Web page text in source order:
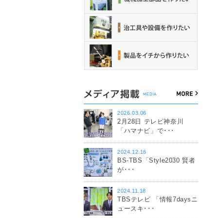
2026.03.06
2月28日 テレビ神奈川
「ハマナビ」で･･･
2024.12.16
BS-TBS「Style2030 賢者
が･･･
2024.11.18
TBSテレビ 「情報7daysニ
ュースキ･･･